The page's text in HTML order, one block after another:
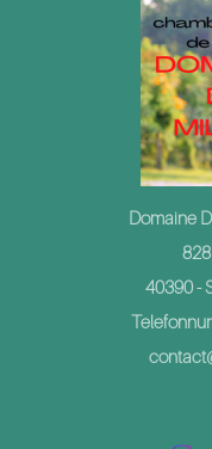
Domaine
40390 -